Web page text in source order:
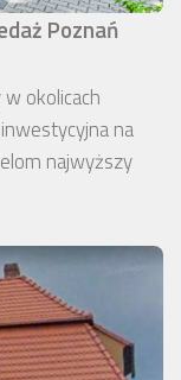
Poznań
okolicach
na
najwyższy